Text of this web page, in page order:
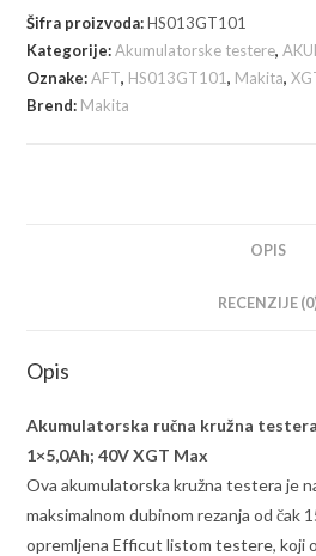
ručna
kružna
testera;
1x5,0Ah;
Šifra proizvoda:HS013GT101
Kategorije:Akumulatorske testere,
Oznake:AFT, HS013GT101, Makita,
Brend: Makita
OPIS
RECENZIJE
Opis
Akumulatorska ručna kružna
1×5,0Ah; 40V XGT Max
Ova akumulatorska kružna testera je
maksimalnom dubinom rezanja od čak
opremljena Efficut listom testere, koji